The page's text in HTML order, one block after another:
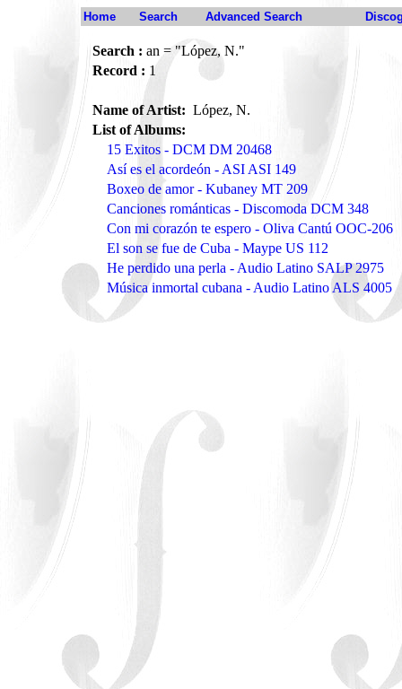
Home Search Advanced Search
Search : an = "López, N."
Record : 1
Name of Artist: López, N.
List of Albums:
15 Exitos - DCM DM 20468
Así es el acordeón - ASI ASI 149
Boxeo de amor - Kubaney MT 209
Canciones románticas - Discomoda DCM 348
Con mi corazón te espero - Oliva Cantú OOC-206
El son se fue de Cuba - Maype US 112
He perdido una perla - Audio Latino SALP 2975
Música inmortal cubana - Audio Latino ALS 4005